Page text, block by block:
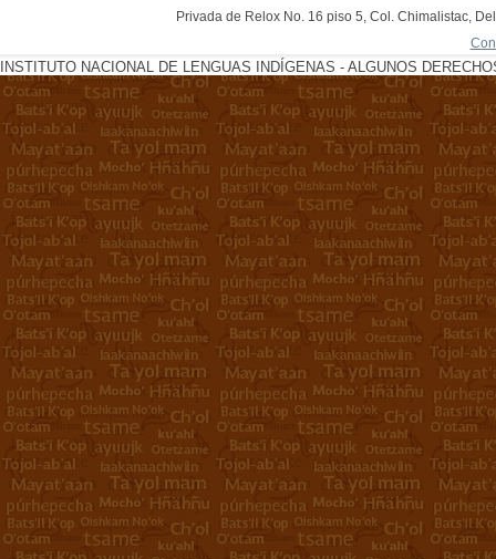
Privada de Relox No. 16 piso 5, Col. Chimalistac,
INSTITUTO NACIONAL DE LENGUAS INDÍGENAS - ALGUNOS